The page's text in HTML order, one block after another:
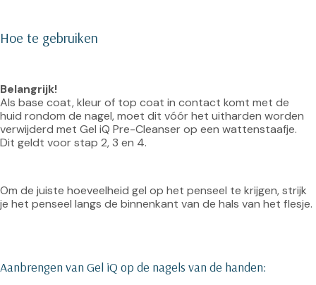
Hoe te gebruiken
Belangrijk!
Als base coat, kleur of top coat in contact komt met de
huid rondom de nagel, moet dit vóór het uitharden worden
verwijderd met Gel iQ Pre-Cleanser op een wattenstaafje.
Dit geldt voor stap 2, 3 en 4.
Om de juiste hoeveelheid gel op het penseel te krijgen, strijk
je het penseel langs de binnenkant van de hals van het flesje.
Aanbrengen van Gel iQ op de nagels van de handen: